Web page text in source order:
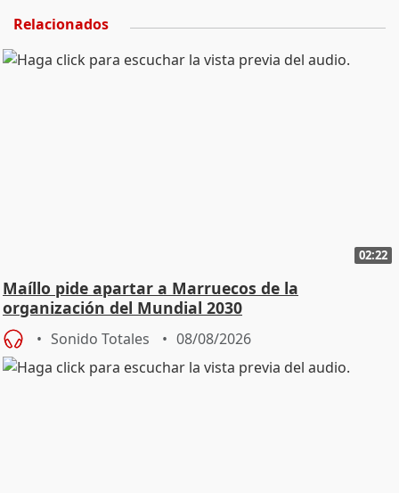
Relacionados
02:22
Maíllo pide apartar a Marruecos de la
organización del Mundial 2030
Sonido Totales 08/08/2026